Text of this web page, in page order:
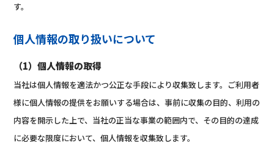
す。
個人情報の取り扱いについて
（1）個人情報の取得
当社は個人情報を適法かつ公正な手段により収集致します。ご利用者
様に個人情報の提供をお願いする場合は、事前に収集の目的、利用の
内容を開示した上で、当社の正当な事業の範囲内で、その目的の達成
に必要な限度において、個人情報を収集致します。